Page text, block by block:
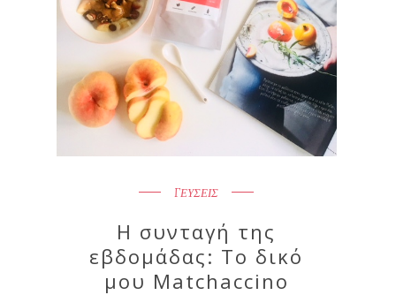
ΓΕΥΣΕΙΣ
Η συνταγή της
εβδομάδας: Το δικό
μου Matchaccino